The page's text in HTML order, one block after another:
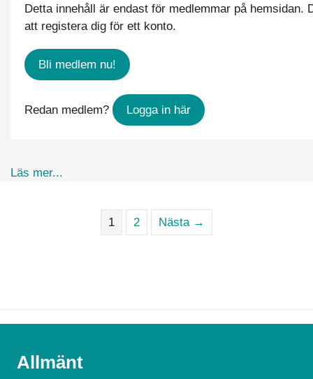
Detta innehåll är endast för medlemmar på hemsidan.
att registera dig för ett konto.
Bli medlem nu!
Redan medlem? Logga in här
Läs mer...
1 2 Nästa →
Allmänt